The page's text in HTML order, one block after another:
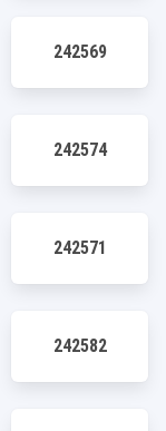
242569
242574
242571
242582